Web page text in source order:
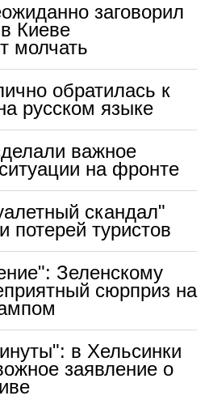
заговорил
Киеве
молчать
обратилась к
русском языке
важное
на фронте
скандал"
потерей туристов
Зеленскому
сюрприз на
в Хельсинки
заявление о